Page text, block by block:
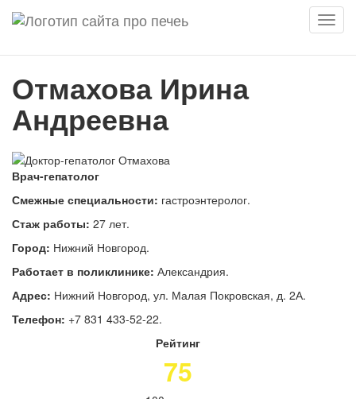
Меню
Отмахова Ирина
Андреевна
Врач-гепатолог
Смежные специальности: гастроэнтеролог.
Стаж работы: 27 лет.
Город: Нижний Новгород.
Работает в поликлинике: Александрия.
Адрес: Нижний Новгород, ул. Малая Покровская, д. 2А.
Телефон: +7 831 433-52-22.
Рейтинг
75